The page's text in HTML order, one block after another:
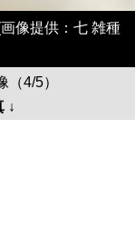
像提供：七 雑種
4/5）
↓